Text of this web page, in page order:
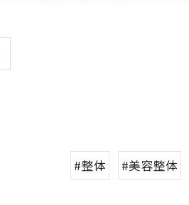
#整体 #美容整体